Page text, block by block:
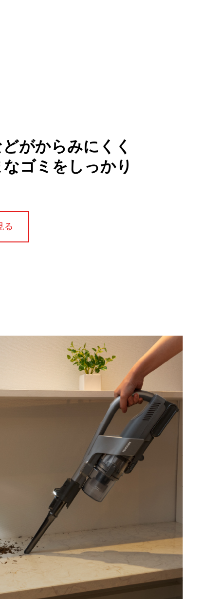
がからみにくく
ゴミをしっかり
る